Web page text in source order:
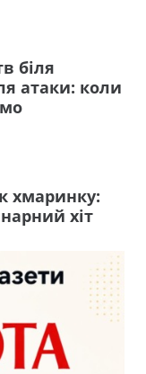
біля
атаки: коли
хмаринку:
хіт